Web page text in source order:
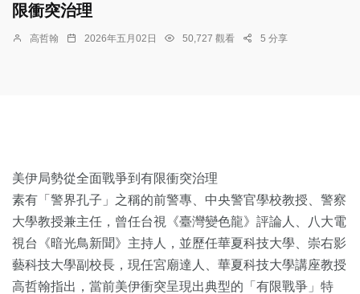
限衝突治理
高哲翰 2026年五月02日 50,727 觀看 5 分享
美伊局勢從全面戰爭到有限衝突治理
素有「警界孔子」之稱的前警專、中央警官學校教授、警察
大學教授兼主任，曾任台視《臺灣變色龍》評論人、八大電
視台《暗光鳥新聞》主持人，並歷任華夏科技大學、崇右影
藝科技大學副校長，現任宮廟達人、華夏科技大學講座教授
高哲翰指出，當前美伊衝突呈現出典型的「有限戰爭」特